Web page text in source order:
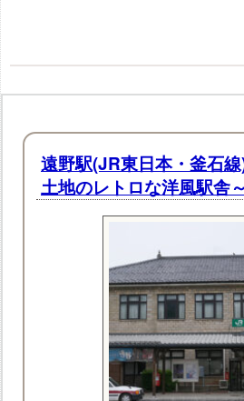
遠野駅(JR東日本・釜石
土地のレトロな洋風駅舎～